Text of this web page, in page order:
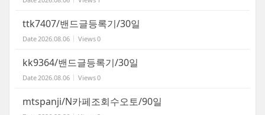
ttk7407/밴드글등록기/30일
Date 2026.08.06 Views0
kk9364/밴드글등록기/30일
Date 2026.08.06 Views0
mtspanji/N카페조회수오토/90일